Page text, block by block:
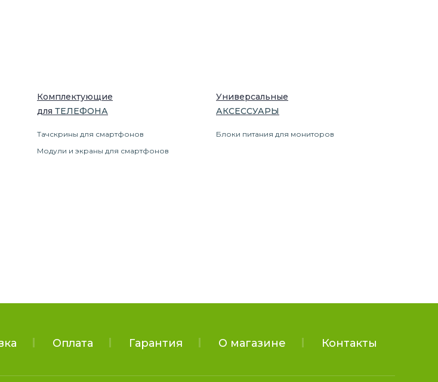
Комплектующие
для ТЕЛЕФОНА
Тачскрины для смартфонов
Модули и экраны для смартфонов
Универсальные
АКСЕССУАРЫ
Блоки питания для мониторов
Оплата Гарантия О магазине Контакты